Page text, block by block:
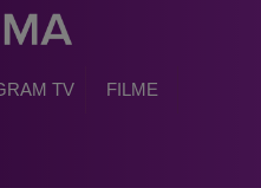
TV FILME